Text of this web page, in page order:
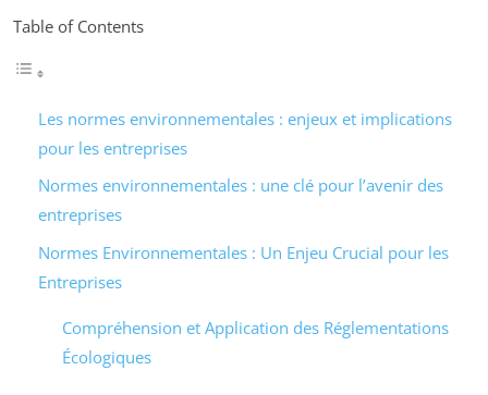
Table of Contents
Les normes environnementales : enjeux et implications
pour les entreprises
Normes environnementales : une clé pour l’avenir des
entreprises
Normes Environnementales : Un Enjeu Crucial pour les
Entreprises
Compréhension et Application des Réglementations
Écologiques